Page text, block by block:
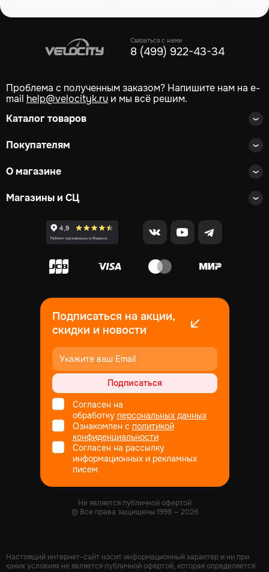
Связаться с нами
8 (499) 922-43-34
Проблема с полученным заказом? Напишите нам на e-
mail help@velocityk.ru и мы всё решим.
Каталог товаров
Покупателям
О магазине
Магазины и СЦ
Подписаться на акции,
скидки и новости
Подписаться
Согласен на
обработку персональных данных
Ознакомлен с политикой
конфиденциальности
Согласен на рассылку
информационных и рекламных
писем
Не является публичной офертой
© Все права защищены1998— 2026
Настоящий интернет-сайт носит информационный характер и ни при
каких условиях не является публичной офертой, которая определяется